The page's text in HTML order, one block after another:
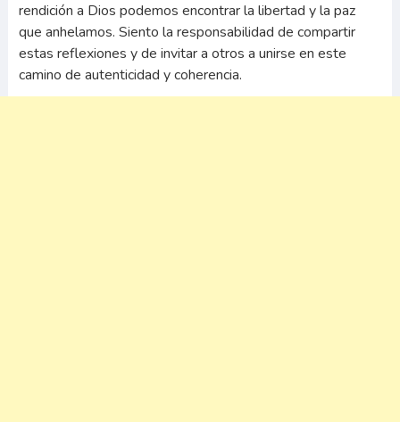
rendición a Dios podemos encontrar la libertad y la paz
que anhelamos. Siento la responsabilidad de compartir
estas reflexiones y de invitar a otros a unirse en este
camino de autenticidad y coherencia.